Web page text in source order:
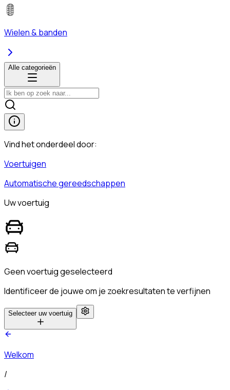
Wielen & banden
Alle categorieën
Vind het onderdeel door:
Voertuigen
Automatische gereedschappen
Uw voertuig
Geen voertuig geselecteerd
Identificeer de jouwe om je zoekresultaten te verfijnen
Selecteer uw voertuig
Welkom
/